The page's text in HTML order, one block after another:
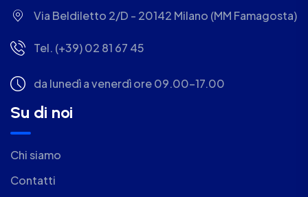
Via Beldiletto 2/D - 20142 Milano (MM Famagosta)
Tel. (+39) 02 81 67 45
da lunedì a venerdì ore 09.00-17.00
Su di noi
Chi siamo
Contatti